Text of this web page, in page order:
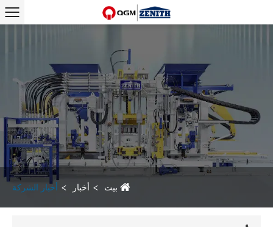
بيت أخبار أخبار الشركة